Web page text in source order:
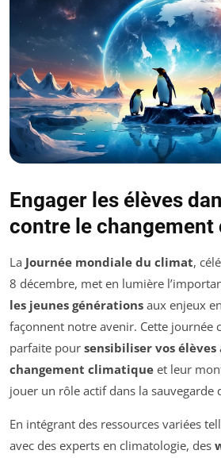
Engager les élèves
contre le
La Journée mondiale du climat,
8 décembre, met en lumière
les jeunes générations aux enjeux
façonnent notre avenir. Cette journée
parfaite pour sensibiliser vos élèves
changement climatique et leur
jouer un rôle actif dans la sauvegarde
En intégrant des ressources variées
avec des experts en climatologie, des